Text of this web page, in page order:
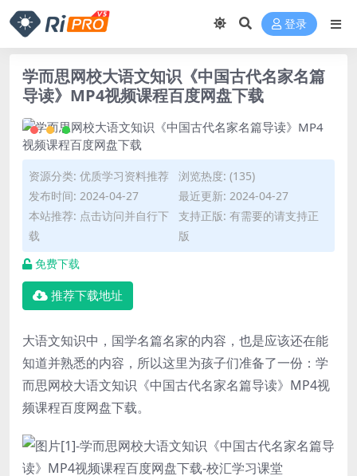
登录
学而思网校大语文知识《中国古代名家名篇
导读》MP4视频课程百度网盘下载
资源分类: 优质学习资料推荐
浏览热度: (135)
发布时间: 2024-04-27
最近更新: 2024-04-27
本站推荐: 点击访问并自行下
载
支持正版: 有需要的请支持正
版
免费下载
推荐下载地址
大语文知识中，国学名篇名家的内容，也是应该还在能
知道并熟悉的内容，所以这里为孩子们准备了一份： 学
而思网校大语文知识《中国古代名家名篇导读》MP4视
频课程百度网盘下载。